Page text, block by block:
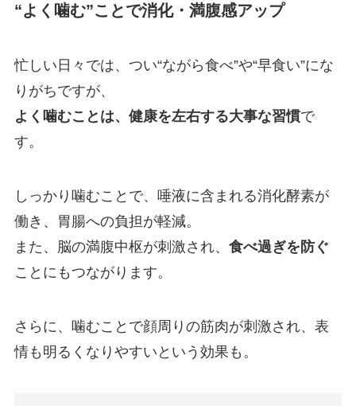
“よく噛む”ことで消化・満腹感アップ
忙しい日々では、つい“ながら食べ”や“早食い”にな
りがちですが、
よく噛むことは、健康を左右する大事な習慣で
す。
しっかり噛むことで、唾液に含まれる消化酵素が
働き、胃腸への負担が軽減。
また、脳の満腹中枢が刺激され、 食べ過ぎを防ぐ
ことにもつながります。
さらに、噛むことで顔周りの筋肉が刺激され、表
情も明るくなりやすいという効果も。